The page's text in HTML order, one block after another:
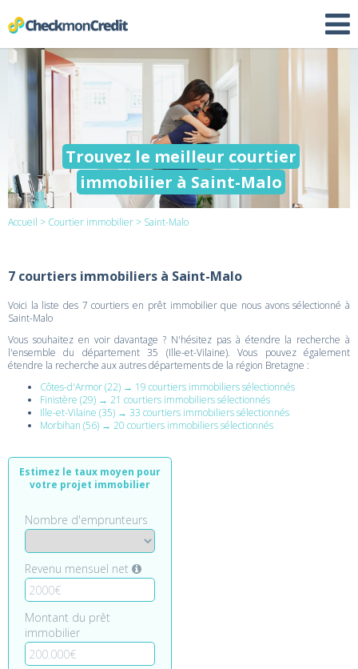
Trouvez le meilleur courtier
immobilier à Saint-Malo
Accueil > Courtier immobilier > Saint-Malo
7 courtiers immobiliers à Saint-Malo
Voici la liste des 7 courtiers en prêt immobilier que nous avons sélectionné à
Saint-Malo
Vous souhaitez en voir davantage ? N'hésitez pas à étendre la recherche à
l'ensemble du département 35 (Ille-et-Vilaine). Vous pouvez également
étendre la recherche aux autres départements de la région Bretagne :
Côtes-d'Armor (22) → 19 courtiers immobiliers sélectionnés
Finistère (29) → 21 courtiers immobiliers sélectionnés
Ille-et-Vilaine (35) → 33 courtiers immobiliers sélectionnés
Morbihan (56) → 20 courtiers immobiliers sélectionnés
Estimez le taux moyen pour
votre projet immobilier
Nombre d'emprunteurs
Revenu mensuel net
Montant du prêt
immobilier